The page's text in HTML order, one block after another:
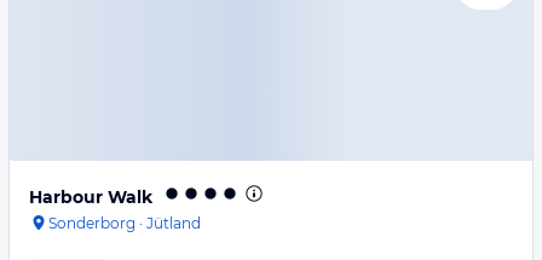
Harbour Walk
Sonderborg · Jütland